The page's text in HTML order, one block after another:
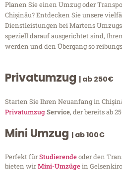
Planen Sie einen Umzug oder
Chișinău? Entdecken Sie unsere
Dienstleistungen bei Martens
speziell darauf ausgerichtet sind,
werden und den Übergang so
Privatumzug | ab 250€
Starten Sie Ihren Neuanfang in
PrivatumzugService, der bereits ab
Mini Umzug | ab 100€
Perfekt fürStudierendeoder den
bieten wirMini-Umzügein